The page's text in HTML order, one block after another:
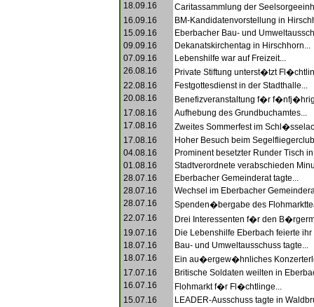
18.09.16
Caritassammlung der
16.09.16
BM-Kandidatenvorstellung in
15.09.16
Eberbacher Bau- und
09.09.16
Dekanatskirchentag in Hirschhorn...
07.09.16
Lebenshilfe war auf Freizeit...
26.08.16
Private Stiftung unterst�tzt
22.08.16
Festgottesdienst in der Stadthalle...
20.08.16
Benefizveranstaltung f�r
17.08.16
Aufhebung des Grundbuchamtes...
17.08.16
Zweites Sommerfest im
17.08.16
Hoher Besuch beim
04.08.16
Prominent besetzter Runder Tisch
01.08.16
Stadtverordnete verabschieden
28.07.16
Eberbacher Gemeinderat tagte...
28.07.16
Wechsel im Eberbacher
28.07.16
Spenden�bergabe des
22.07.16
Drei Interessenten f�r den
19.07.16
Die Lebenshilfe Eberbach feierte ihr
18.07.16
Bau- und Umweltausschuss tagte...
18.07.16
Ein au�ergew�hnliches
17.07.16
Britische Soldaten weilten in
16.07.16
Flohmarkt f�r Fl�chtlinge...
15.07.16
LEADER-Ausschuss tagte in